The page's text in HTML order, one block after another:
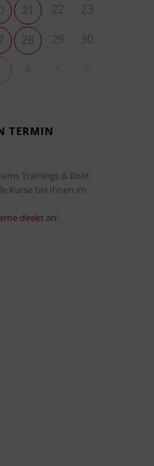
21 22
23
28 29
30
TERMIN
Trainings & Boot
Kurse bei Ihnen im
direkt an!